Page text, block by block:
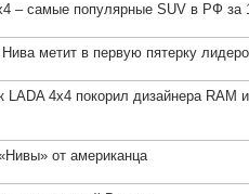
– самые популярные SUV в РФ за
метит в первую пятерку
LADA 4х4 покорил дизайнера RAM
от американца